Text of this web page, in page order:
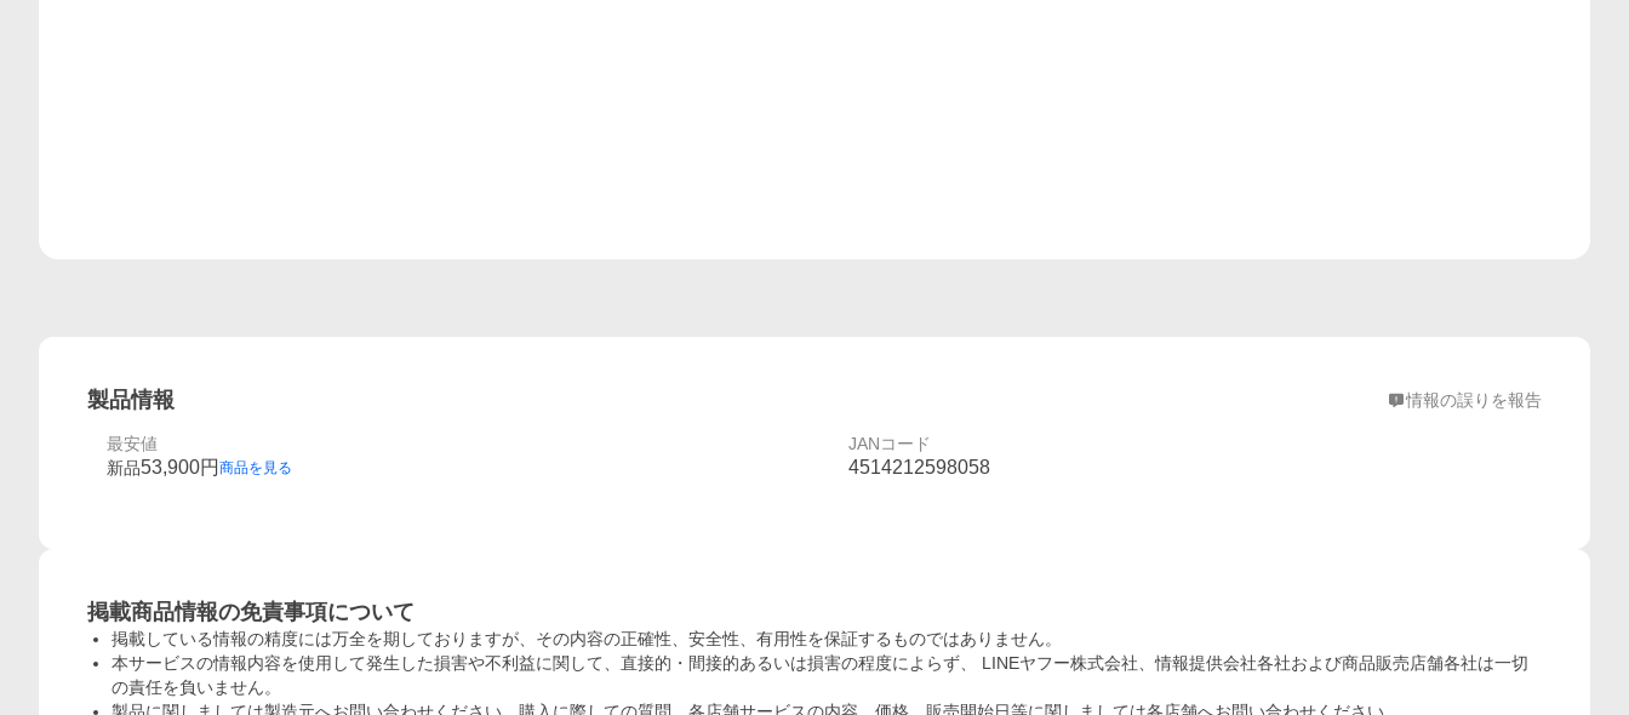
製品情報 情報の誤りを報告
最安値
新品53,900円 商品を見る
JANコード
4514212598058
掲載商品情報の免責事項について
掲載している情報の精度には万全を期しておりますが、その内容の正確性、安全性、有用性を保証するものではありません。
本サービスの情報内容を使用して発生した損害や不利益に関して、直接的・間接的あるいは損害の程度によらず、 LINEヤフー株式会社、情報提供会社各社および商品販売店舗各社は一切
の責任を負いません。